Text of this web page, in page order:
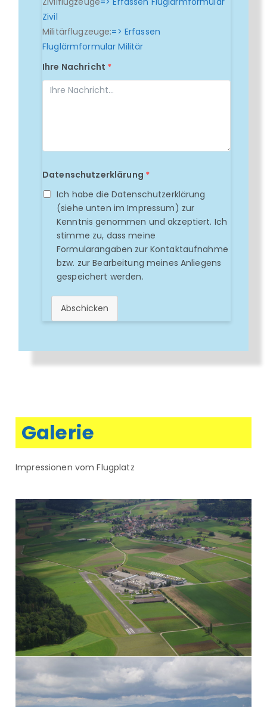
Zivil
Militärflugzeuge:=> Erfassen
Fluglärmformular Militär
Ihre Nachricht *
Datenschutzerklärung *
Ich habe die Datenschutzerklärung
(siehe unten im Impressum) zur
Kenntnis genommen und akzeptiert. Ich
stimme zu, dass meine
Formularangaben zur Kontaktaufnahme
bzw. zur Bearbeitung meines Anliegens
gespeichert werden.
Abschicken
Galerie
Impressionen vom Flugplatz